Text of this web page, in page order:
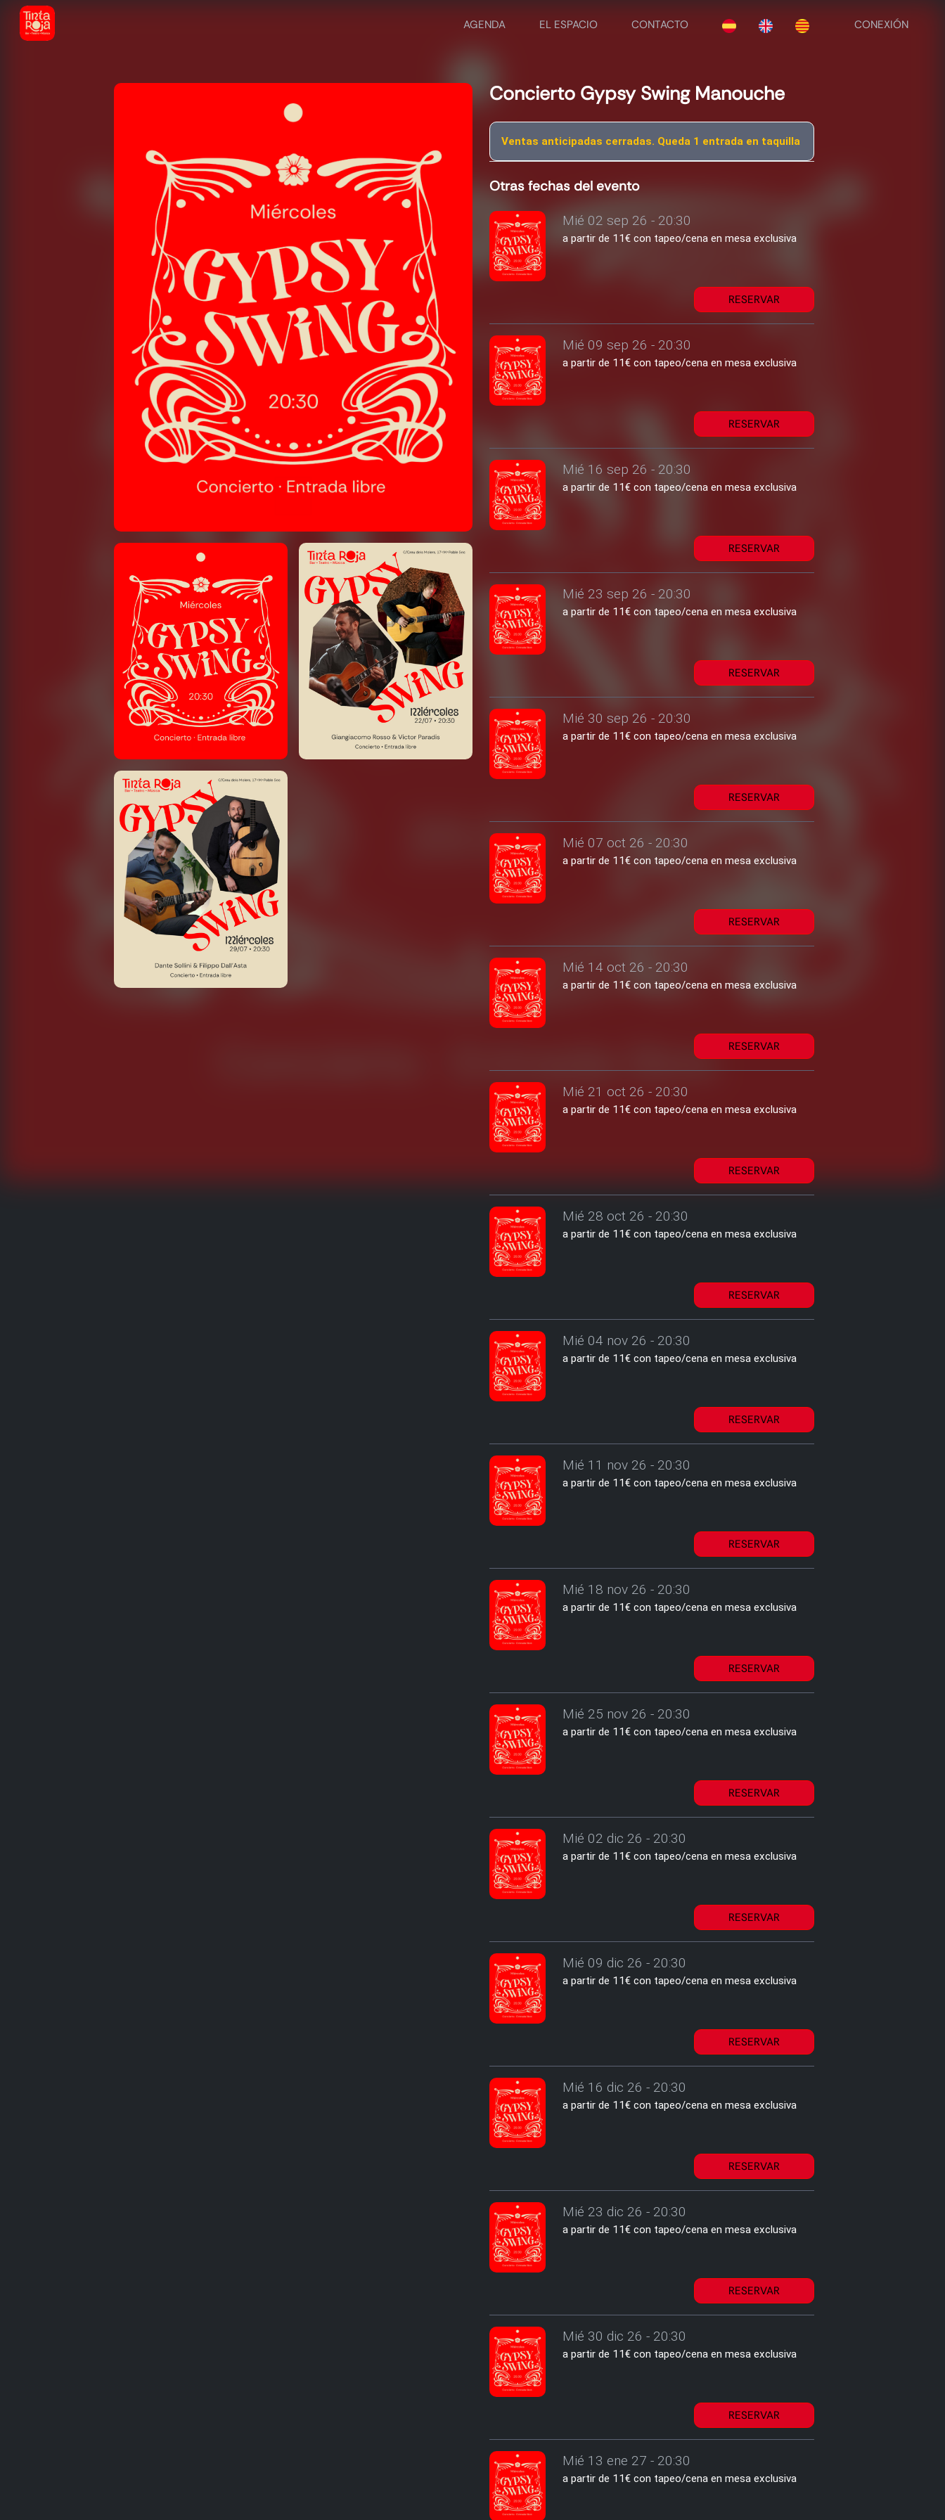
AGENDA EL ESPACIO CONTACTO CONEXIÓN
Concierto Gypsy Swing Manouche
Ventas anticipadas cerradas. Queda 1 entrada en taquilla
Otras fechas del evento
Mié 02 sep 26 - 20:30
a partir de 11€ con tapeo/cena en mesa exclusiva
RESERVAR
Mié 09 sep 26 - 20:30
a partir de 11€ con tapeo/cena en mesa exclusiva
RESERVAR
Mié 16 sep 26 - 20:30
a partir de 11€ con tapeo/cena en mesa exclusiva
RESERVAR
Mié 23 sep 26 - 20:30
a partir de 11€ con tapeo/cena en mesa exclusiva
RESERVAR
Mié 30 sep 26 - 20:30
a partir de 11€ con tapeo/cena en mesa exclusiva
RESERVAR
Mié 07 oct 26 - 20:30
a partir de 11€ con tapeo/cena en mesa exclusiva
RESERVAR
Mié 14 oct 26 - 20:30
a partir de 11€ con tapeo/cena en mesa exclusiva
RESERVAR
Mié 21 oct 26 - 20:30
a partir de 11€ con tapeo/cena en mesa exclusiva
RESERVAR
Mié 28 oct 26 - 20:30
a partir de 11€ con tapeo/cena en mesa exclusiva
RESERVAR
Mié 04 nov 26 - 20:30
a partir de 11€ con tapeo/cena en mesa exclusiva
RESERVAR
Mié 11 nov 26 - 20:30
a partir de 11€ con tapeo/cena en mesa exclusiva
RESERVAR
Mié 18 nov 26 - 20:30
a partir de 11€ con tapeo/cena en mesa exclusiva
RESERVAR
Mié 25 nov 26 - 20:30
a partir de 11€ con tapeo/cena en mesa exclusiva
RESERVAR
Mié 02 dic 26 - 20:30
a partir de 11€ con tapeo/cena en mesa exclusiva
RESERVAR
Mié 09 dic 26 - 20:30
a partir de 11€ con tapeo/cena en mesa exclusiva
RESERVAR
Mié 16 dic 26 - 20:30
a partir de 11€ con tapeo/cena en mesa exclusiva
RESERVAR
Mié 23 dic 26 - 20:30
a partir de 11€ con tapeo/cena en mesa exclusiva
RESERVAR
Mié 30 dic 26 - 20:30
a partir de 11€ con tapeo/cena en mesa exclusiva
RESERVAR
Mié 13 ene 27 - 20:30
a partir de 11€ con tapeo/cena en mesa exclusiva